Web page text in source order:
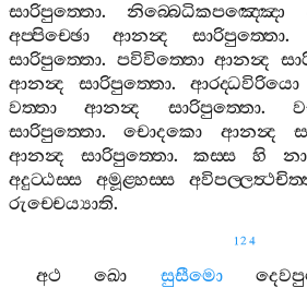
සාරිපුත‍්තො.නිබ‍්බෙධිකපඤ‍්ඤො
අප‍්පිච‍්ඡො
ආනන්‍ද සාරිපුත‍්තො.
සාරිපුත‍්තො. පවිවිත‍්තො ආනන්‍ද
ආනන්‍ද
සාරිපුත‍්තො. ආරද‍්ධවිරියො
වත‍්තා
ආනන්‍ද සාරිපුත‍්තො.
සාරිපුත‍්තො.චොදකො ආනන්‍ද
ආනන්‍ද
සාරිපුත‍්තො.කස‍්ස හි
අදුට‍්ඨස‍්ස
අමූළ‍්හස‍්ස
රුච‍්චෙය්‍යාති.
124
අථ ඛො සුසීමො